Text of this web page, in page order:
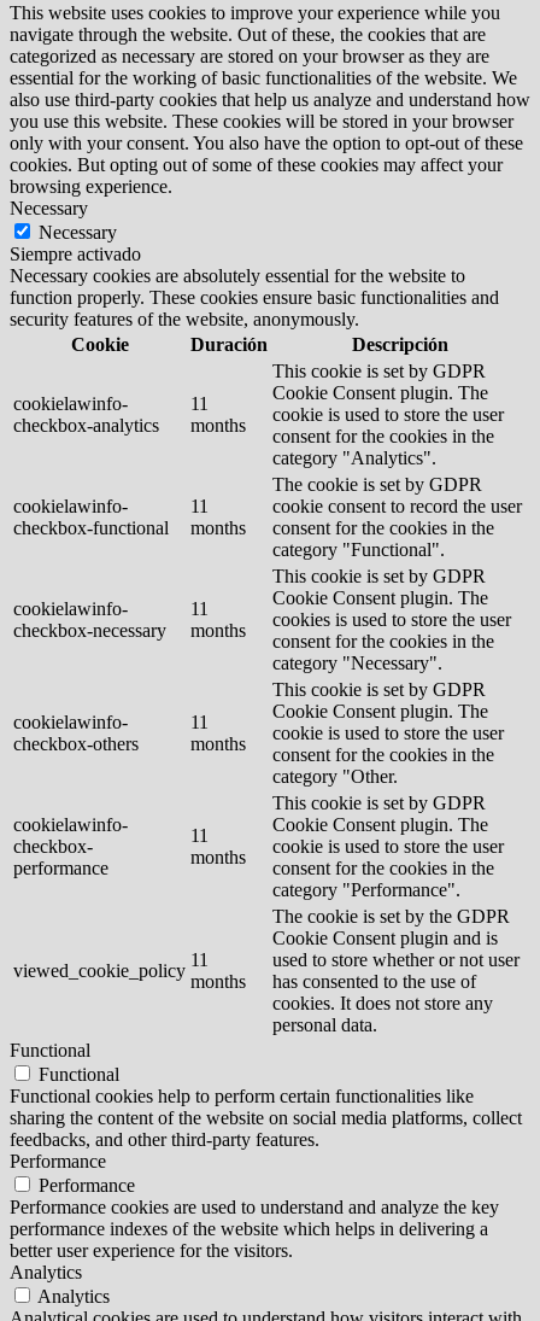
This website uses cookies to improve your experience while you
navigate through the website. Out of these, the cookies that are
categorized as necessary are stored on your browser as they are
essential for the working of basic functionalities of the website. We
also use third-party cookies that help us analyze and understand how
you use this website. These cookies will be stored in your browser
only with your consent. You also have the option to opt-out of these
cookies. But opting out of some of these cookies may affect your
browsing experience.
Necessary
Necessary
Siempre activado
Necessary cookies are absolutely essential for the website to
function properly. These cookies ensure basic functionalities and
security features of the website, anonymously.
Cookie
Duración Descripción
cookielawinfo-
checkbox-analytics
11
months
This cookie is set by GDPR
Cookie Consent plugin. The
cookie is used to store the user
consent for the cookies in the
category "Analytics".
cookielawinfo-
checkbox-functional
11
months
The cookie is set by GDPR
cookie consent to record the user
consent for the cookies in the
category "Functional".
cookielawinfo-
checkbox-necessary
11
months
This cookie is set by GDPR
Cookie Consent plugin. The
cookies is used to store the user
consent for the cookies in the
category "Necessary".
cookielawinfo-
checkbox-others
11
months
This cookie is set by GDPR
Cookie Consent plugin. The
cookie is used to store the user
consent for the cookies in the
category "Other.
cookielawinfo-
checkbox-
performance
11
months
This cookie is set by GDPR
Cookie Consent plugin. The
cookie is used to store the user
consent for the cookies in the
category "Performance".
viewed_cookie_policy
11
months
The cookie is set by the GDPR
Cookie Consent plugin and is
used to store whether or not user
has consented to the use of
cookies. It does not store any
personal data.
Functional
Functional
Functional cookies help to perform certain functionalities like
sharing the content of the website on social media platforms, collect
feedbacks, and other third-party features.
Performance
Performance
Performance cookies are used to understand and analyze the key
performance indexes of the website which helps in delivering a
better user experience for the visitors.
Analytics
Analytics